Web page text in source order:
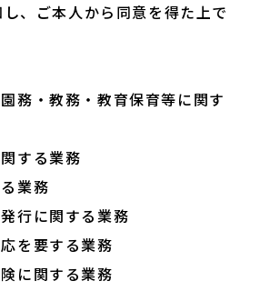
、ご本人から同意を得た上で
務・教務・教育保育等に関す
する業務
業務
行に関する業務
を要する業務
に関する業務